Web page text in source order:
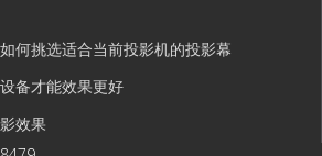
何挑选适合当前投影机的投影幕
备才能效果更好
效果